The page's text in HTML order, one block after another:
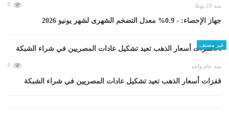
منذ 29 يومًا 0
جهاز الإحصاء: - 0.9% معدل التضخم الشهرى لشهر يونيو 2026
غير مصنف
منذ عام واحد 0
قفزات أسعار الذهب تعيد تشكيل عادات المصريين في شراء الشبكة